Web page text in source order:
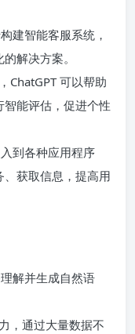
建智能客服系统，
解决方案。
ChatGPT 可以帮助
能评估，促进个性
到各种应用程序
获取信息，提高用
解并生成自然语
，通过大量数据不